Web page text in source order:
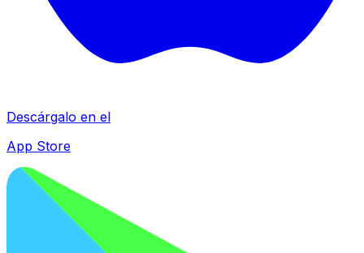
Descárgalo en el
App Store